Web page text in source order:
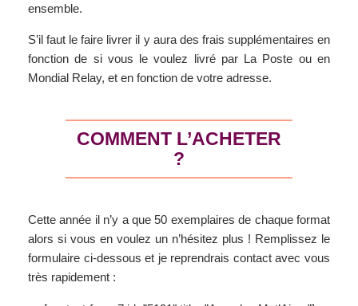
ensemble.
S’il faut le faire livrer il y aura des frais supplémentaires en
fonction de si vous le voulez livré par La Poste ou en
Mondial Relay, et en fonction de votre adresse.
COMMENT L’ACHETER
?
Cette année il n’y a que 50 exemplaires de chaque format
alors si vous en voulez un n’hésitez plus ! Remplissez le
formulaire ci-dessous et je reprendrais contact avec vous
très rapidement :